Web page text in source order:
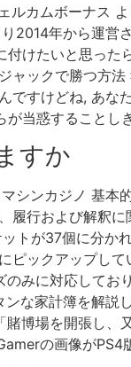
カムボーナス
2014年から運
けたいと思っ
ックで勝つ方
すけどね, あ
当惑することし
すか
シンカジノ 基
行および解釈
トが37個に分
ピックアップし
みに対応して
な家計簿を解
博場を開張し
の画像がPS4